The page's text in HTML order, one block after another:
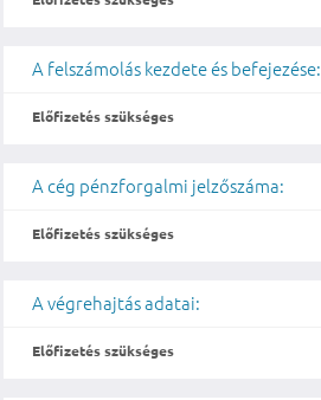
A felszámolás kezdete és befejezése:
Előfizetés szükséges
A cég pénzforgalmi jelzőszáma:
Előfizetés szükséges
A végrehajtás adatai:
Előfizetés szükséges